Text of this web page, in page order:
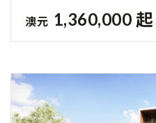
澳元 1,360,000 起